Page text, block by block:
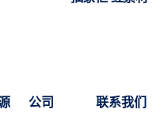
公司 联系我们